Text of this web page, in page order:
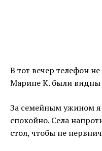
В тот вечер телефон
Марине К. были видны
За семейным ужином я
спокойно. Села
стол, чтобы не